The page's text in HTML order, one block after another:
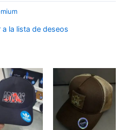
a la lista de deseos